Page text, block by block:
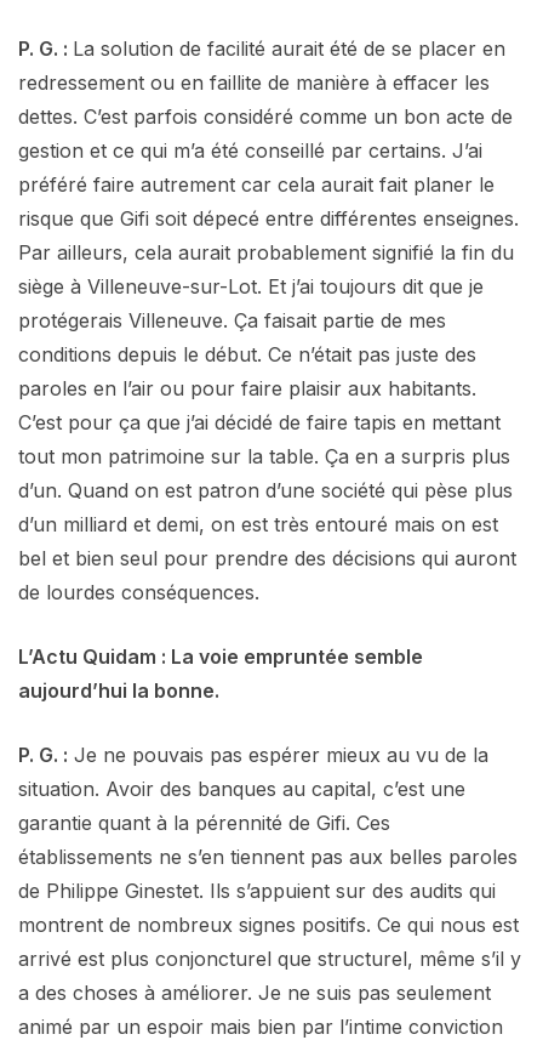
P. G. : La solution de facilité aurait été de se placer en
redressement ou en faillite de manière à effacer les
dettes. C’est parfois considéré comme un bon acte de
gestion et ce qui m’a été conseillé par certains. J’ai
préféré faire autrement car cela aurait fait planer le
risque que Gifi soit dépecé entre différentes enseignes.
Par ailleurs, cela aurait probablement signifié la fin du
siège à Villeneuve-sur-Lot. Et j’ai toujours dit que je
protégerais Villeneuve. Ça faisait partie de mes
conditions depuis le début. Ce n’était pas juste des
paroles en l’air ou pour faire plaisir aux habitants.
C’est pour ça que j’ai décidé de faire tapis en mettant
tout mon patrimoine sur la table. Ça en a surpris plus
d’un. Quand on est patron d’une société qui pèse plus
d’un milliard et demi, on est très entouré mais on est
bel et bien seul pour prendre des décisions qui auront
de lourdes conséquences.
L’Actu Quidam : La voie empruntée semble
aujourd’hui la bonne.
P. G. : Je ne pouvais pas espérer mieux au vu de la
situation. Avoir des banques au capital, c’est une
garantie quant à la pérennité de Gifi. Ces
établissements ne s’en tiennent pas aux belles paroles
de Philippe Ginestet. Ils s’appuient sur des audits qui
montrent de nombreux signes positifs. Ce qui nous est
arrivé est plus conjoncturel que structurel, même s’il y
a des choses à améliorer. Je ne suis pas seulement
animé par un espoir mais bien par l’intime conviction